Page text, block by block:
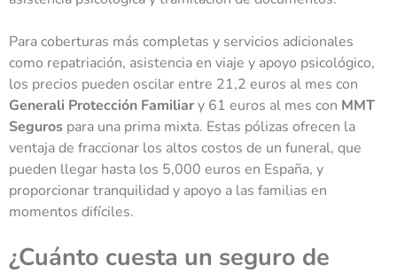
Para coberturas más completas y servicios adicionales
como repatriación, asistencia en viaje y apoyo psicológico,
los precios pueden oscilar entre 21,2 euros al mes con
Generali Protección Familiary 61 euros al mes con MMT
Seguros para una prima mixta. Estas pólizas ofrecen la
ventaja de fraccionar los altos costos de un funeral, que
pueden llegar hasta los 5,000 euros en España, y
proporcionar tranquilidad y apoyo a las familias en
momentos difíciles.
¿Cuánto cuesta un seguro de